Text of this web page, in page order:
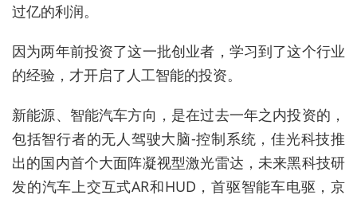
过亿的利润。
因为两年前投资了这一批创业者，学习到了这个行业
的经验，才开启了人工智能的投资。
新能源、智能汽车方向，是在过去一年之内投资的，
包括智行者的无人驾驶大脑-控制系统，佳光科技推
出的国内首个大面阵凝视型激光雷达，未来黑科技研
发的汽车上交互式AR和HUD，首驱智能车电驱，京